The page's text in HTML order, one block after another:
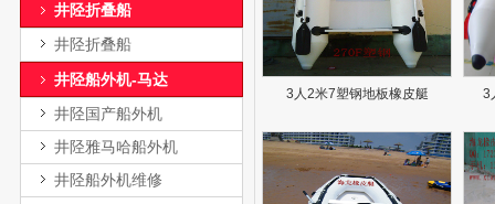
井陉折叠船
井陉折叠船
井陉船外机-马达
井陉国产船外机
井陉雅马哈船外机
井陉船外机维修
3人2米7塑钢地板橡皮艇 3